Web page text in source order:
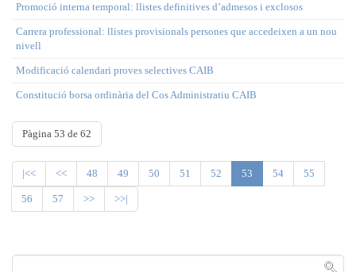
Promoció interna temporal: llistes definitives d’admesos i exclosos
Carrera professional: llistes provisionals persones que accedeixen a un nou
nivell
Modificació calendari proves selectives CAIB
Constitució borsa ordinària del Cos Administratiu CAIB
Pàgina 53 de 62
|<< << 48 49 50 51 52 53 54 55
56 57 >> >>|